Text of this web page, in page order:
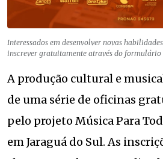
Interessados em desenvolver novas
inscrever gratuitamente através do
A produção cultural e
de uma série de oficinas
pelo projeto Música Para
em Jaraguá do Sul. As